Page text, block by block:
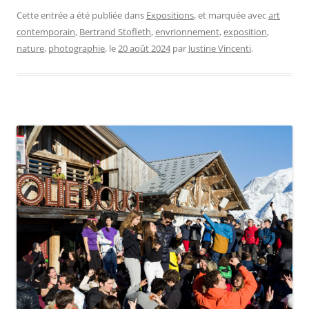
Cette entrée a été publiée dans Expositions, et marquée avecart
contemporain, Bertrand Stofleth,envrionnement,exposition,
nature, photographie, le20 août 2024 par Justine Vincenti.